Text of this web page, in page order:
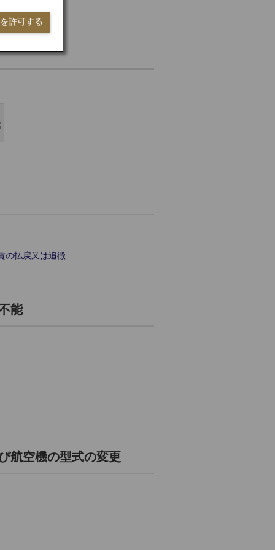
の払戻又は追徴
能
航空機の型式の変更
許可する